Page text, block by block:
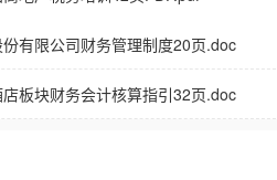
有限公司财务管理制度20页.doc
板块财务会计核算指引32页.doc